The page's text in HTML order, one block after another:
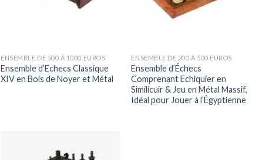
ENSEMBLE DE 500 À 1000 EUROS
Ensemble d’Echecs Classique
XIV en Bois de Noyer et Métal
ENSEMBLE DE 200 À 500 EUROS
Ensemble d’Échecs
Comprenant Echiquier en
Similicuir & Jeu en Métal Massif,
Idéal pour Jouer à l’Égyptienne